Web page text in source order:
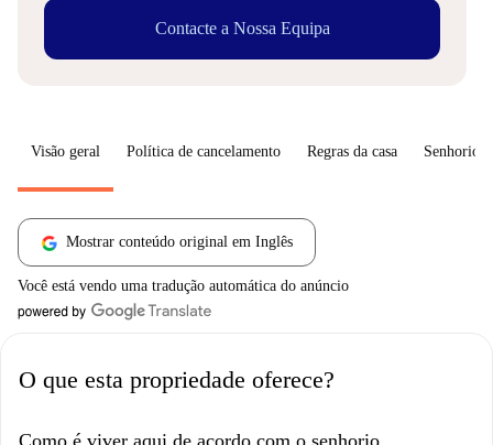
Contacte a Nossa Equipa
Visão geral Política de cancelamento Regras da casa Senhorio
Mostrar conteúdo original em Inglês
Você está vendo uma tradução automática do anúncio
O que esta propriedade oferece?
Como é viver aqui de acordo com o senhorio